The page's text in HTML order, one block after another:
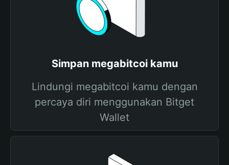
Simpan megabitcoi kamu
Lindungi megabitcoi kamu dengan
percaya diri menggunakan Bitget
Wallet